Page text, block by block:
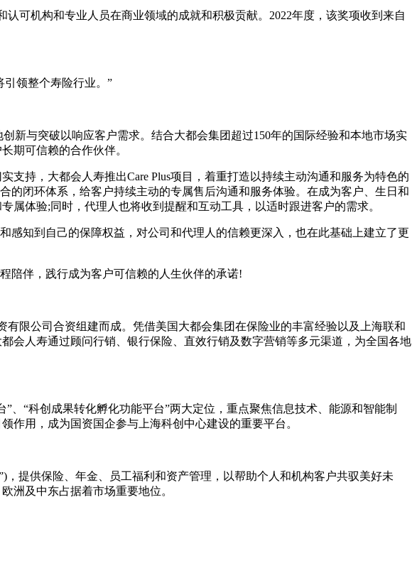
可机构和专业人员在商业领域的成就和积极贡献。2022年度，该奖项收到来自
引领整个寿险行业。”
新与突破以响应客户需求。结合大都会集团超过150年的国际经验和本地市场实
期可信赖的合作伙伴。
持，大都会人寿推出Care Plus项目，着重打造以持续主动沟通和服务为特色的
的闭环体系，给客户持续主动的专属售后沟通和服务体验。在成为客户、生日和
体验;同时，代理人也将收到提醒和互动工具，以适时跟进客户的需求。
感知到自己的保障权益，对公司和代理人的信赖更深入，也在此基础上建立了更
陪伴，践行成为客户可信赖的人生伙伴的承诺!
限公司合资组建而成。凭借美国大都会集团在保险业的丰富经验以及上海联和
会人寿通过顾问行销、银行保险、直效行销及数字营销等多元渠道，为全国各地
、“科创成果转化孵化功能平台”两大定位，重点聚焦信息技术、能源和智能制
作用，成为国资国企参与上海科创中心建设的重要平台。
提供保险、年金、员工福利和资产管理，以帮助个人和机构客户共驭美好未
洲及中东占据着市场重要地位。